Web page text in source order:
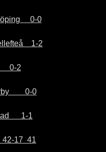
0-0
1-2
0-2
0-0
1-1
42-17  41